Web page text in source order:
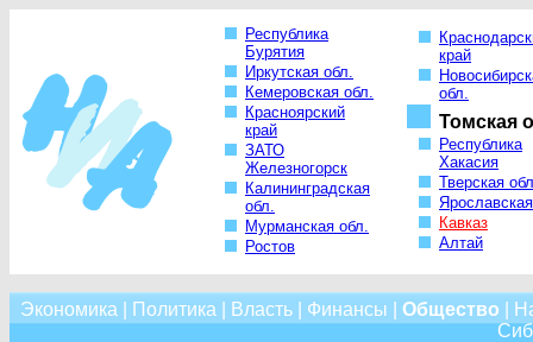
Республика
Бурятия
Иркутская обл.
Кемеровская обл.
Красноярский
край
ЗАТО
Железногорск
Калининградская
обл.
Мурманская обл.
Ростов
край
обл.
Томская
Республика
Хакасия
Тверская
Кавказ
Алтай
Экономика Политика Власть| Финансы Общество